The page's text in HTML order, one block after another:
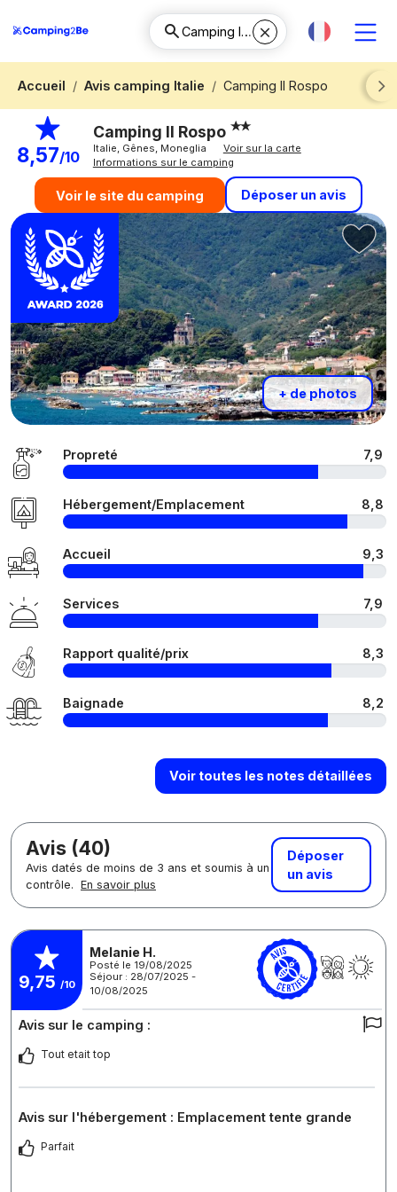
Accueil Avis camping Italie
Camping Il Rospo
Next
8,57/10
Camping Il Rospo
Italie, Gênes, Moneglia
Voir sur la carte
Informations sur le camping
Voir le site du camping Déposer un avis
+ de photos
Propreté 7,9
Hébergement/Emplacement 8,8
Accueil 9,3
Services 7,9
Rapport qualité/prix 8,3
Baignade 8,2
Voir toutes les notes détaillées
Avis (40)
Avis datés de moins de 3 ans et soumis à un
contrôle. En savoir plus
Déposer
un avis
9,75 /10
Melanie H.
Posté le 19/08/2025
Séjour : 28/07/2025 -
10/08/2025
Avis sur le camping :
Tout etait top
Avis sur l'hébergement : Emplacement tente grande
Parfait